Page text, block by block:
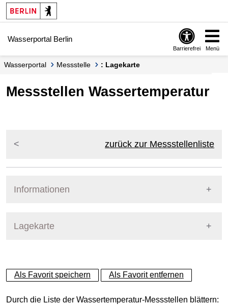
Springe zur Navigation
Springe zum Inhalt
Wasserportal Berlin
Barrierefrei Menü
Wasserportal Messstelle : Lagekarte
Messstellen Wassertemperatur
zurück zur Messstellenliste
Informationen
Lagekarte
+
−
Als Favorit speichern Als Favorit entfernen
Durch die Liste der Wassertemperatur-Messstellen blättern: